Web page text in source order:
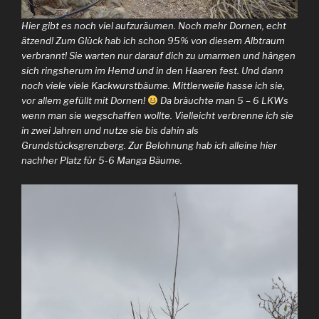
Hier gibt es noch viel aufzuräumen. Noch mehr Dornen, echt
ätzend! Zum Glück hab ich schon 95% von diesem Albtraum
verbrannt! Sie warten nur darauf dich zu umarmen und hängen
sich ringsherum im Hemd und in den Haaren fest. Und dann
noch viele viele Kackwurstbäume. Mittlerweile hasse ich sie,
vor allem gefüllt mit Dornen!
Da bräuchte man 5 – 6 LKWs
wenn man sie wegschaffen wollte. Vielleicht verbrenne ich sie
in zwei Jahren und nutze sie bis dahin als
Grundstücksgrenzberg. Zur Belohnung hab ich alleine hier
nachher Platz für 5-6 Manga Bäume.